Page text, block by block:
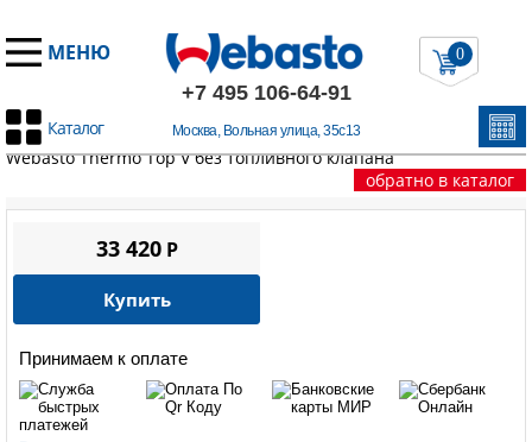
МЕНЮ
+7 495 106-64-91
Москва, Вольная улица, 35с13
Каталог
0
Главная / Запчасти Вебасто/Thermo Top V / VEVO
Горелка
Webasto Thermo Top V без топливного клапана
обратно в каталог
Принимаем к оплате
33 420P
Купить